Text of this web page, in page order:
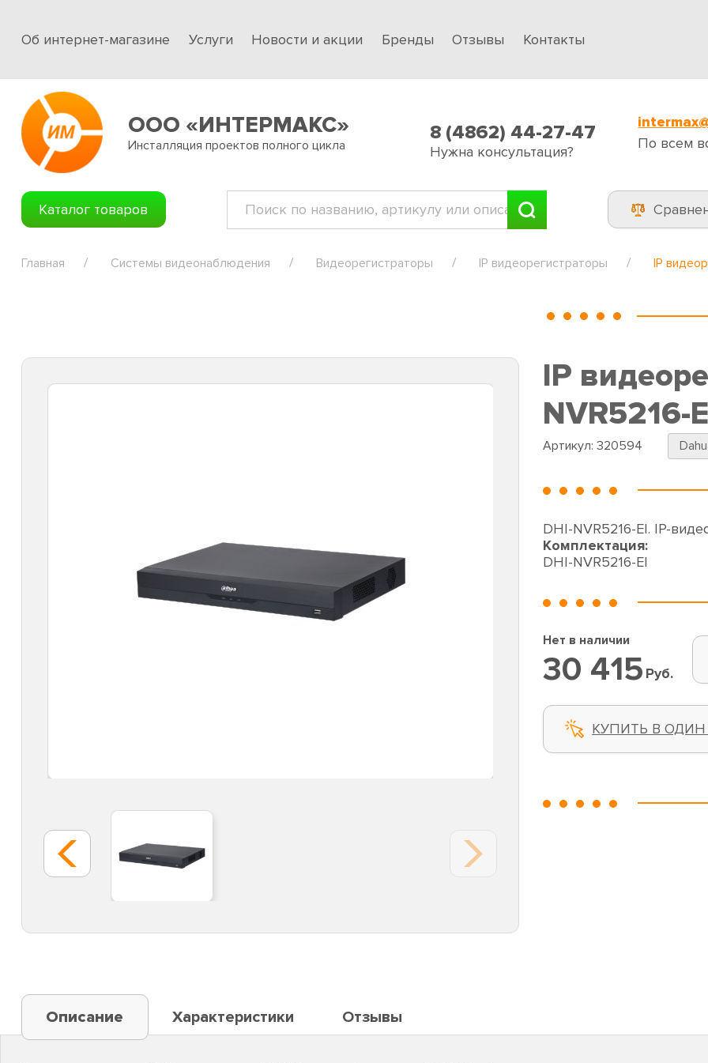
Об интернет-магазине Услуги Новости и акции Бренды Отзывы Контакты
ООО «ИНТЕРМАКС»
Инсталляция проектов полного цикла
8 (4862) 44-27-47
Нужна консультация?
По всем
Каталог товаров
Главная Системы видеонаблюдения Видеорегистраторы IP видеорегистраторы IP
IP
NVR5216-
Артикул: 320594
DHI-NVR5216-EI. IP-
Комплектация:
DHI-NVR5216-EI
Нет в наличии
30 415 Руб.
КУПИТЬ В
Описание Характеристики Отзывы